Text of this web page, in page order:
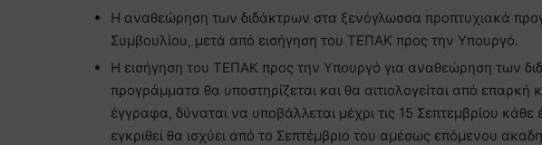
Η αναθεώρηση των διδάκτρων στα ξενόγλωσσα προπτυχιακά
Συμβουλίου, μετά από εισήγηση του ΤΕΠΑΚ προς την Υπουργό.
Η εισήγηση του ΤΕΠΑΚ προς την Υπουργό για αναθεώρηση των
προγράμματα θα υποστηρίζεται και θα αιτιολογείται από επαρκή
έγγραφα, δύναται να υποβάλλεται μέχρι τις 15 Σεπτεμβρίου
εγκριθεί θα ισχύει από το Σεπτέμβριο του αμέσως επόμενου